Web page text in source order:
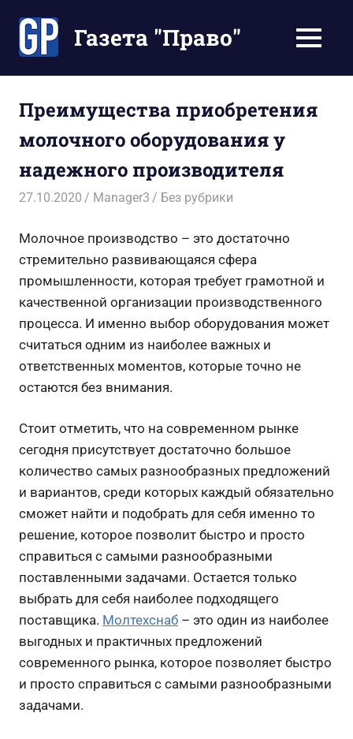
содержимомуГазета "Право"
Ваше
время
МЕНЮ
Преимущества приобретения
молочного оборудования у
надежного производителя
27.10.2020 Manager3 Без рубрики
Молочное производство – это достаточно
стремительно развивающаяся сфера
промышленности, которая требует грамотной и
качественной организации производственного
процесса. И именно выбор оборудования может
считаться одним из наиболее важных и
ответственных моментов, которые точно не
остаются без внимания.
Стоит отметить, что на современном рынке
сегодня присутствует достаточно большое
количество самых разнообразных предложений
и вариантов, среди которых каждый обязательно
сможет найти и подобрать для себя именно то
решение, которое позволит быстро и просто
справиться с самыми разнообразными
поставленными задачами. Остается только
выбрать для себя наиболее подходящего
поставщика. Молтехснаб – это один из наиболее
выгодных и практичных предложений
современного рынка, которое позволяет быстро
и просто справиться с самыми разнообразными
задачами.